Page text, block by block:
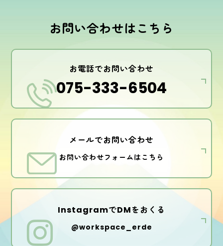
お問い合わせはこちら
お電話でお問い合わせ
075-333-6504
メールでお問い合わせ
お問い合わせフォームはこちら
InstagramでDMをおくる
@workspace_erde